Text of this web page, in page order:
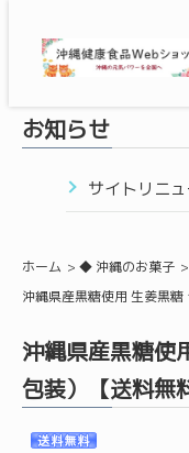
お知らせ
サイトリニ
ホーム ◆ 沖縄のお菓子
沖縄県産黒糖使用 生姜黒
沖縄県産黒糖使
包装）【送料無